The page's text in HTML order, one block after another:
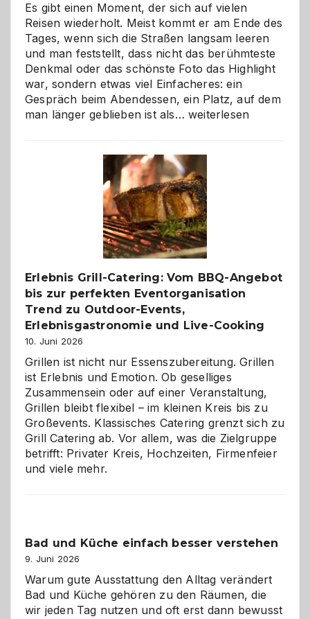
Es gibt einen Moment, der sich auf vielen
Reisen wiederholt. Meist kommt er am Ende des
Tages, wenn sich die Straßen langsam leeren
und man feststellt, dass nicht das berühmteste
Denkmal oder das schönste Foto das Highlight
war, sondern etwas viel Einfacheres: ein
Gespräch beim Abendessen, ein Platz, auf dem
man länger geblieben ist als… Als
–
die
Gelegenheit,
neue
Reiseziele
zu
entdecken
weiterlesen
Erlebnis Grill-Catering: Vom BBQ-Angebot
bis zur perfekten Eventorganisation
Trend zu Outdoor-Events,
Erlebnisgastronomie und Live-Cooking
10. Juni 2026
Grillen ist nicht nur Essenszubereitung. Grillen
ist Erlebnis und Emotion. Ob geselliges
Zusammensein oder auf einer Veranstaltung,
Grillen bleibt flexibel – im kleinen Kreis bis zu
Großevents. Klassisches Catering grenzt sich zu
Grill Catering ab. Vor allem, was die Zielgruppe
betrifft: Privater Kreis, Hochzeiten, Firmenfeier
und viele mehr.
Bad und Küche einfach besser verstehen
9. Juni 2026
Warum gute Ausstattung den Alltag verändert
Bad und Küche gehören zu den Räumen, die
wir jeden Tag nutzen und oft erst dann bewusst